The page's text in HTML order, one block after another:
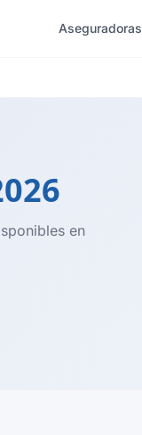
Aseguradoras
en